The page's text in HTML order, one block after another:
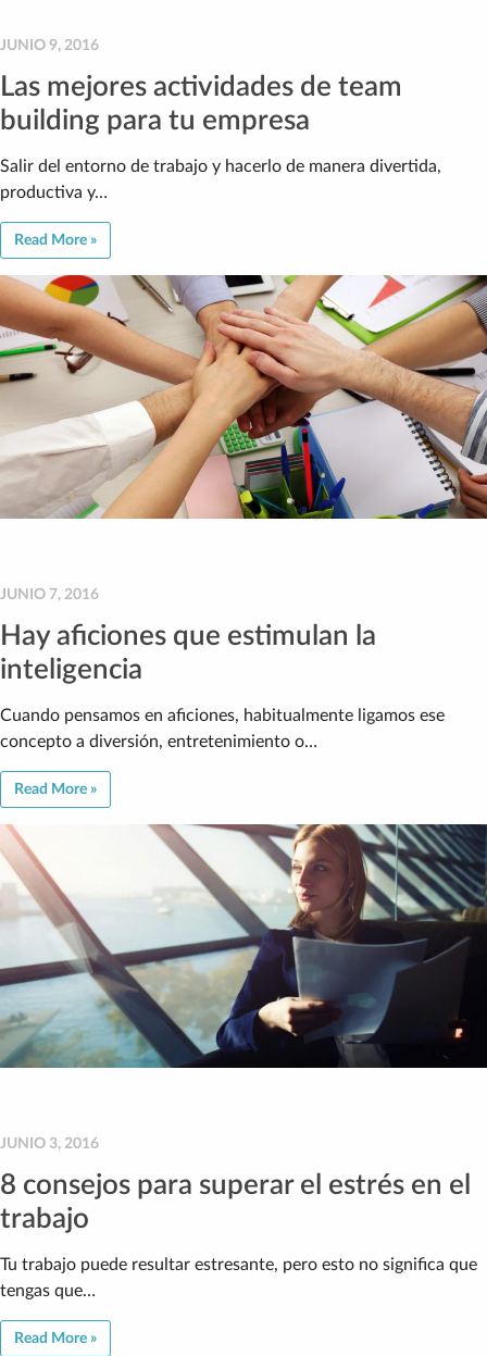
JUNIO 9, 2016
Las mejores actividades de team
building para tu empresa
Salir del entorno de trabajo y hacerlo de manera divertida,
productiva y…
Read More »
JUNIO 7, 2016
Hay aficiones que estimulan la
inteligencia
Cuando pensamos en aficiones, habitualmente ligamos ese
concepto a diversión, entretenimiento o…
Read More »
JUNIO 3, 2016
8 consejos para superar el estrés en el
trabajo
Tu trabajo puede resultar estresante, pero esto no significa que
tengas que…
Read More »